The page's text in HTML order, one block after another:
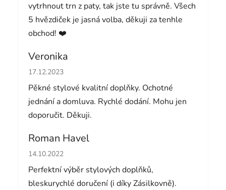
vytrhnout trn z paty, tak jste tu správně. Všech
5 hvězdiček je jasná volba, děkuji za tenhle
obchod! ❤️
Veronika
Hodnocení obchodu je 5 z 5 hvězdiček.
17.12.2023
Pěkné stylové kvalitní doplňky. Ochotné
jednání a domluva. Rychlé dodání. Mohu jen
doporučit. Děkuji.
Roman Havel
Hodnocení obchodu je 5 z 5 hvězdiček.
14.10.2022
Perfektní výběr stylových doplňků,
bleskurychlé doručení (i díky Zásilkovně).